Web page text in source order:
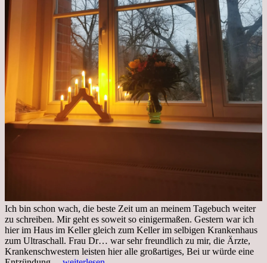
Ich bin schon wach, die beste Zeit um an meinem Tagebuch weiter
zu schreiben. Mir geht es soweit so einigermaßen. Gestern war ich
hier im Haus im Keller gleich zum Keller im selbigen Krankenhaus
zum Ultraschall. Frau Dr… war sehr freundlich zu mir, die Ärzte,
Krankenschwestern leisten hier alle großartiges, Bei ur würde eine